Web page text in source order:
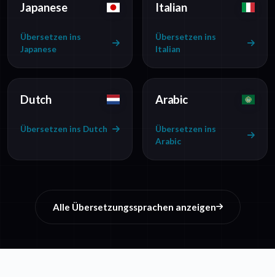
Japanese
Übersetzen ins
Japanese
Italian
Übersetzen ins
Italian
Dutch
Übersetzen ins Dutch
Arabic
Übersetzen ins
Arabic
Alle Übersetzungssprachen anzeigen